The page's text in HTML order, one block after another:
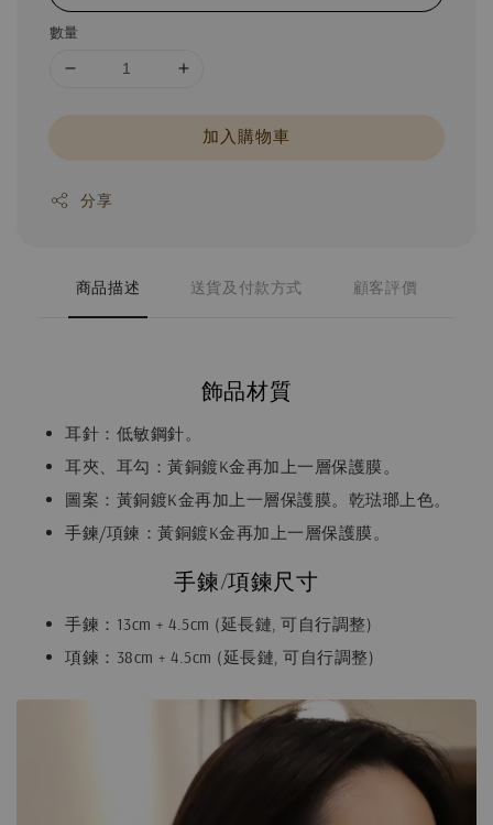
數量
加入購物車
分享
商品描述 送貨及付款方式 顧客評價
飾品材質
耳針：低敏鋼針。
耳夾、耳勾：黃銅鍍K金再加上一層保護膜。
圖案：黃銅鍍K金再加上一層保護膜。乾琺瑯上色。
手鍊/項鍊：黃銅鍍K金再加上一層保護膜。
手鍊/項鍊尺寸
手鍊：13cm + 4.5cm (延長鏈, 可自行調整)
項鍊：38cm + 4.5cm (延長鏈, 可自行調整)